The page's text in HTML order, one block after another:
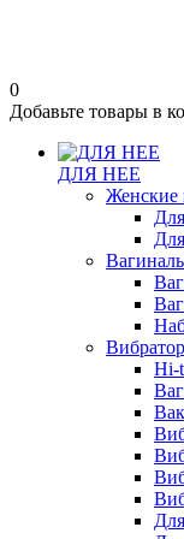
0
Добавьте товары в
ДЛЯ НЕЕ
Женские
Hi-